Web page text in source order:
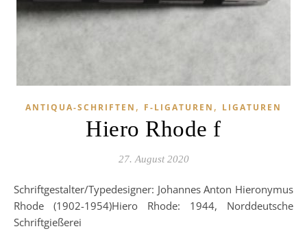
ANTIQUA-SCHRIFTEN , F-LIGATUREN , LIGATUREN
Hiero Rhode f
27. August 2020
Schriftgestalter/Typedesigner: Johannes Anton Hieronymus
Rhode (1902-1954)Hiero Rhode: 1944, Norddeutsche
Schriftgießerei